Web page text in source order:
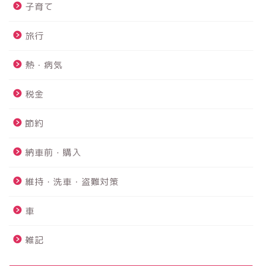
子育て
旅行
熱・病気
税金
節約
納車前・購入
維持・洗車・盗難対策
車
雑記